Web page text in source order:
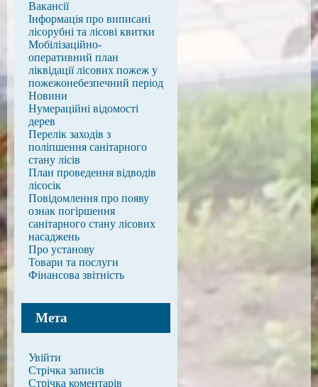
Вакансії
Інформація про виписані
лісорубні та лісові квитки
Мобілізаційно-
оперативний план
ліквідації лісових пожеж у
пожежонебезпечний період
Новини
Нумераційні відомості
дерев
Перелік заходів з
поліпшення санітарного
стану лісів
План проведення відводів
лісосік
Повідомлення про появу
ознак погіршення
санітарного стану лісових
насаджень
Про установу
Товари та послуги
Фінансова звітність
Мета
Увійти
Стрічка записів
Стрічка коментарів